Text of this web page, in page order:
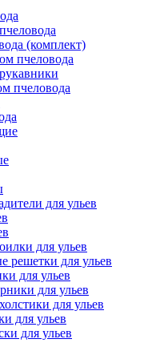
(комплект)
пчеловода
пчеловода
для ульев
для ульев
решетки для ульев
для ульев
для ульев
для ульев
для ульев
для ульев